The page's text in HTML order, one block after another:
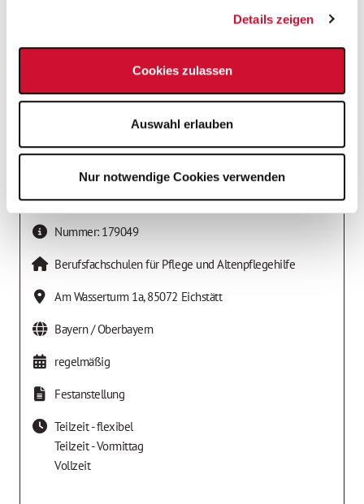
Details zeigen
Cookies zulassen
Auswahl erlauben
Nur notwendige Cookies verwenden
Nummer: 179049
Berufsfachschulen für Pflege und Altenpflegehilfe
Am Wasserturm 1a,85072 Eichstätt
Bayern / Oberbayern
regelmäßig
Festanstellung
Teilzeit - flexibel
Teilzeit - Vormittag
Vollzeit